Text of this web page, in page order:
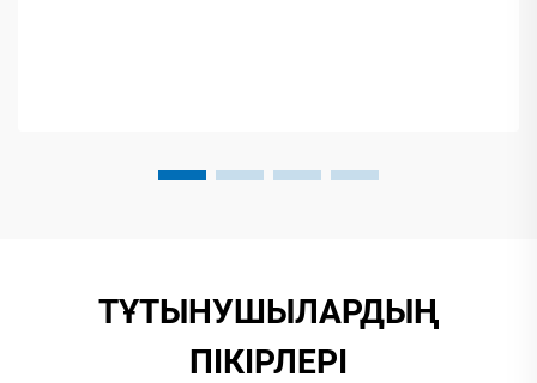
ТҰТЫНУШЫЛАРДЫҢ
ПІКІРЛЕРІ